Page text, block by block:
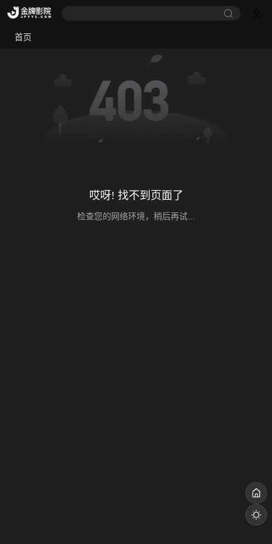
首页
哎呀! 找不到页面了
检查您的网络环境，稍后再试...